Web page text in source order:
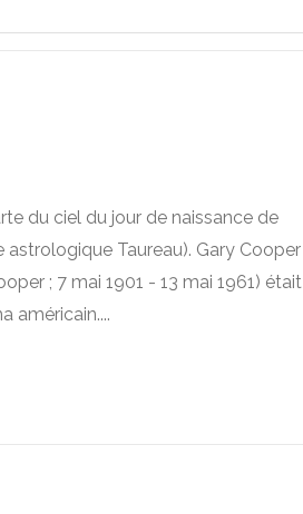
du ciel du jour de naissance de
astrologique Taureau). Gary Cooper
; 7 mai 1901 - 13 mai 1961) était
américain....